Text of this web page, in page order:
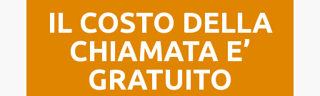
IL COSTO DELLA
CHIAMATA E’
GRATUITO